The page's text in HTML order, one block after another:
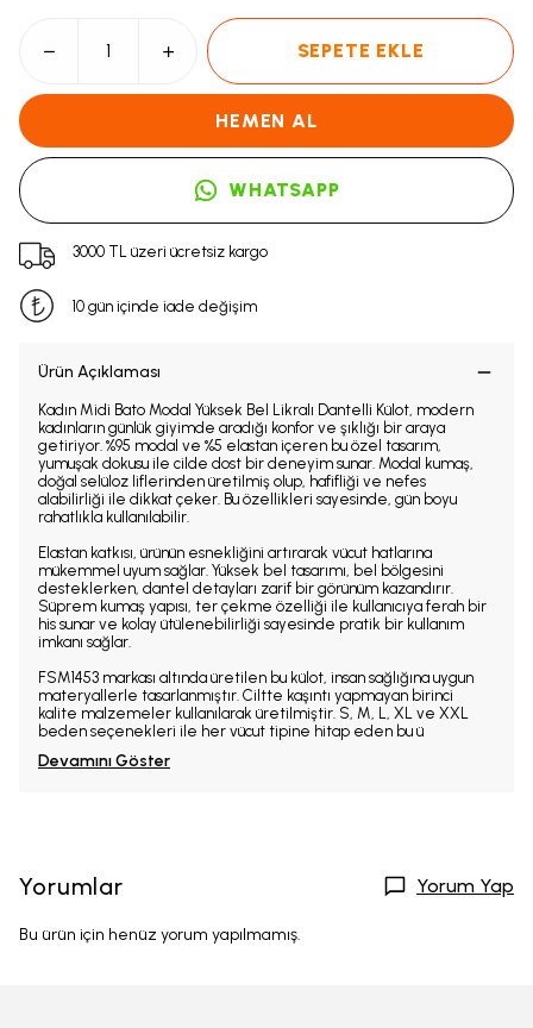
SEPETE EKLE
HEMEN AL
WHATSAPP
3000 TL üzeri ücretsiz kargo
10 gün içinde iade değişim
Ürün Açıklaması
Kadın Midi Bato Modal Yüksek Bel Likralı Dantelli Külot, modern
kadınların günlük giyimde aradığı konfor ve şıklığı bir araya
getiriyor. %95 modal ve %5 elastan içeren bu özel tasarım,
yumuşak dokusu ile cilde dost bir deneyim sunar. Modal kumaş,
doğal selüloz liflerinden üretilmiş olup, hafifliği ve nefes
alabilirliği ile dikkat çeker. Bu özellikleri sayesinde, gün boyu
rahatlıkla kullanılabilir.
Elastan katkısı, ürünün esnekliğini artırarak vücut hatlarına
mükemmel uyum sağlar. Yüksek bel tasarımı, bel bölgesini
desteklerken, dantel detayları zarif bir görünüm kazandırır.
Süprem kumaş yapısı, ter çekme özelliği ile kullanıcıya ferah bir
his sunar ve kolay ütülenebilirliği sayesinde pratik bir kullanım
imkanı sağlar.
FSM1453 markası altında üretilen bu külot, insan sağlığına uygun
materyallerle tasarlanmıştır. Ciltte kaşıntı yapmayan birinci
kalite malzemeler kullanılarak üretilmiştir. S, M, L, XL ve XXL
beden seçenekleri ile her vücut tipine hitap eden bu ü
Devamını Göster
Yorumlar Yorum Yap
Bu ürün için henüz yorum yapılmamış.